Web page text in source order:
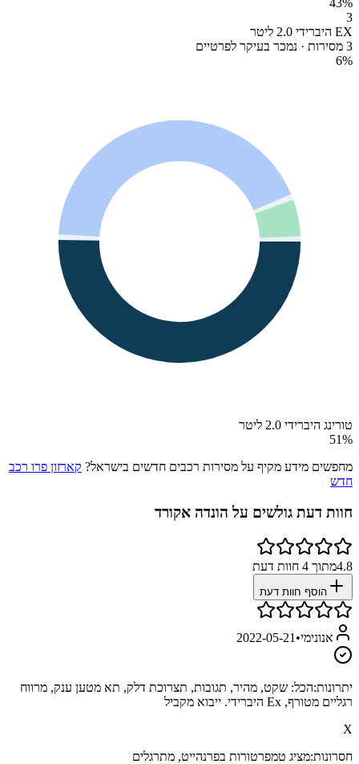
43%
3
EX היברידי 2.0 ליטר
3 מסירות · נמכר בעיקר לפרטיים
6%
טורינג היברידי 2.0 ליטר
51%
מחפשים מידע מקיף על מסירות רכבים חדשים בישראל? קארזון פרו רכב
חדש
חוות דעת גולשים על הונדה אקורד
4.8מתוך 4 חוות דעת
הוסף חוות דעת
אנונימי•
2022-05-21
יתרונות:הכל: שקט, מהיר, תגובות, תצרוכת דלק, תא מטען ענק, מרווח
רגליים מטורף, Ex היברידי. ייבוא מקביל
X
חסרונות:מציג טמפרטורות בפרנהייט, מתרגלים